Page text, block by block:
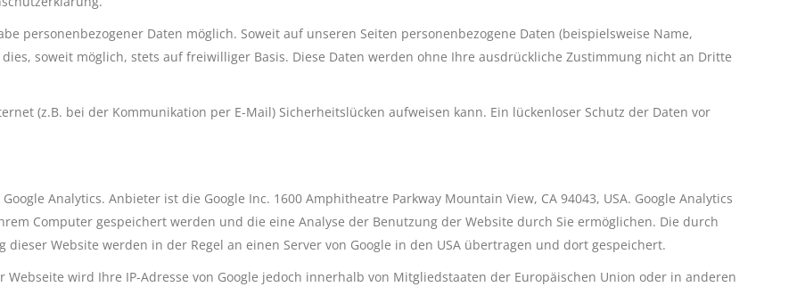
personenbezogener Daten möglich. Soweit auf unseren Seiten personenbezogene Daten (beispielsweise Name,
soweit möglich, stets auf freiwilliger Basis. Diese Daten werden ohne Ihre ausdrückliche Zustimmung nicht an Dritte
(z.B. bei der Kommunikation per E-Mail) Sicherheitslücken aufweisen kann. Ein lückenloser Schutz der Daten vor
Analytics. Anbieter ist die Google Inc. 1600 Amphitheatre Parkway Mountain View, CA 94043, USA. Google Analytics
Computer gespeichert werden und die eine Analyse der Benutzung der Website durch Sie ermöglichen. Die durch
Website werden in der Regel an einen Server von Google in den USA übertragen und dort gespeichert.
wird Ihre IP-Adresse von Google jedoch innerhalb von Mitgliedstaaten der Europäischen Union oder in anderen